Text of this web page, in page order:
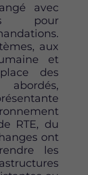
avec
pour
aux
et
des
RTE, du
ont
les